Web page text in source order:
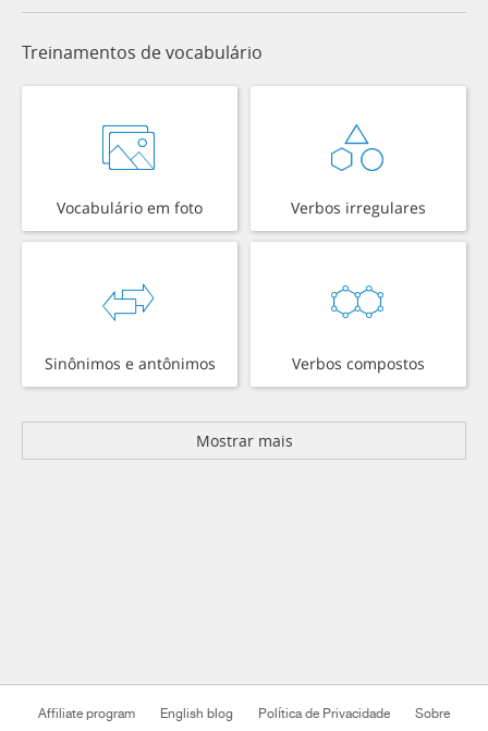
Treinamentos de vocabulário
Vocabulário em foto Verbos irregulares
Sinônimos e antônimos Verbos compostos
Mostrar mais
Affiliate program English blog Política de Privacidade Sobre